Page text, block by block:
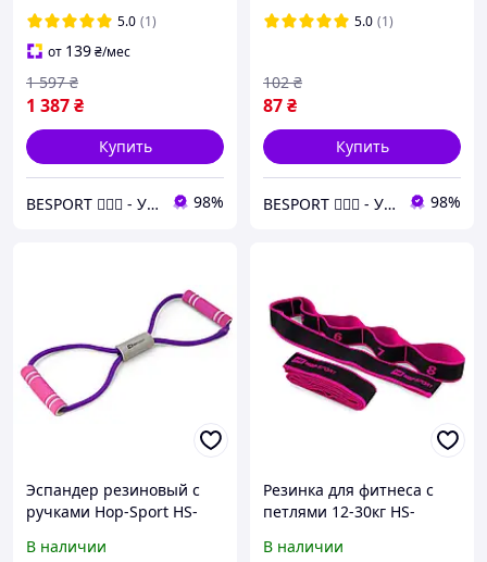
фитнеса
5.0 (1)
от 139₴/мес
1 387₴
1 597 ₴
Купить
BESPORT 🏋🏻‍♂️ - Український бренд спорттоварів 🇺🇦 98%
5.0 (1)
87₴
102 ₴
Купить
BESPORT 🏋🏻‍♂️ - Український бренд спорттоварів 🇺🇦 98%
Эспандер резиновый с
ручками Hop-Sport HS-
В наличии
Резинка для фитнеса с
петлями 12-30кг HS-
В наличии